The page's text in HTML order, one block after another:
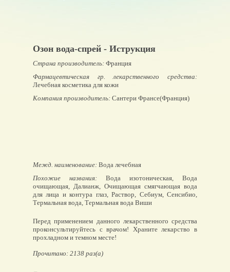
Озон вода-спрей - Иструкция
Страна производитель: Франция
Фармацевтическая гр. лекарственного средства:
Лечебная косметика для кожи
Компания производитель: Сантери Франсе(Франция)
Межд. наименование: Вода лечебная
Похожие названия: Вода изотоническая, Вода
очищающая, Далианж, Очищающая смягчающая вода
для лица и контура глаз, Раствор, Себиум, Сенсибио,
Термальная вода, Термальная вода Виши
Перед применением данного лекарственного средства
проконсультируйтесь с врачом! Храните лекарство в
прохладном и темном месте!
Прочитано: 2138 раз(а)